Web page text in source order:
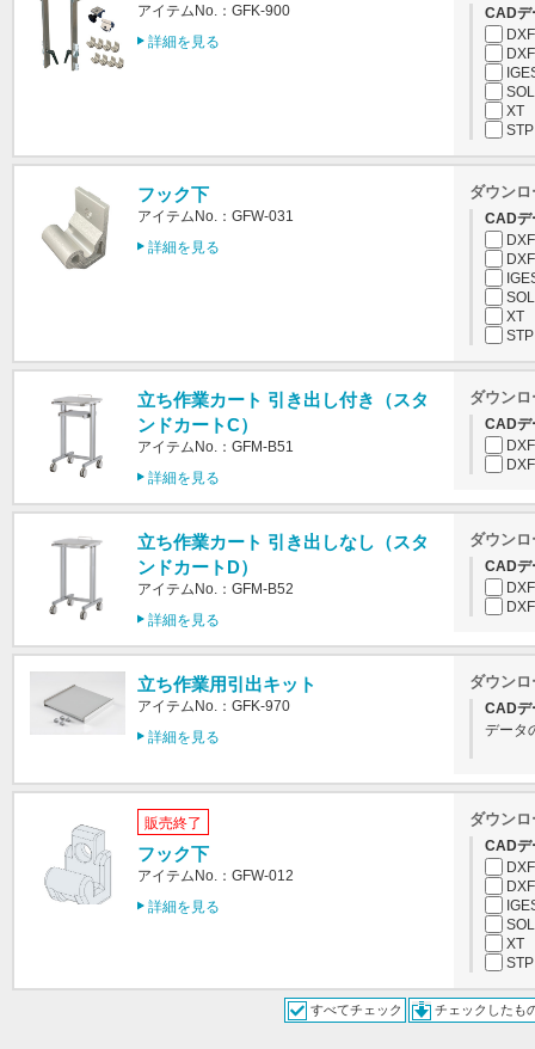
アイテムNo.：GFK-900
詳細を見る
CADデ
DXF
XT
STP
フック下
アイテムNo.：GFW-031
詳細を見る
ダウンロ
CADデ
DXF
XT
STP
立ち作業カート 引き出し付き（スタ
ンドカートC）
アイテムNo.：GFM-B51
詳細を見る
ダウンロ
CADデ
DXF
立ち作業カート 引き出しなし（スタ
ンドカートD）
アイテムNo.：GFM-B52
詳細を見る
ダウンロ
CADデ
DXF
立ち作業用引出キット
アイテムNo.：GFK-970
詳細を見る
ダウンロ
CADデ
データ
販売終了
フック下
アイテムNo.：GFW-012
詳細を見る
ダウンロ
CADデ
DXF
XT
STP
すべてチェック チェックしたも